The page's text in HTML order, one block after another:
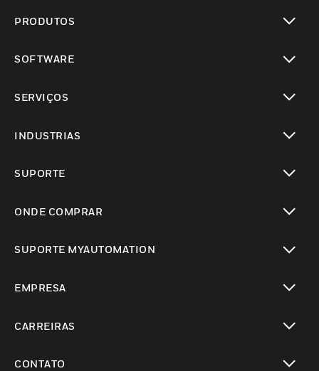
PRODUTOS
SOFTWARE
SERVIÇOS
INDUSTRIAS
SUPORTE
ONDE COMPRAR
SUPORTE MYAUTOMATION
EMPRESA
CARREIRAS
CONTATO